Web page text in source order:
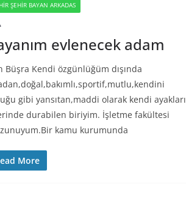
ŞEHIR BAYAN ARKADAS
evlenecek adam
Büşra Kendi özgünlüğüm dışında
gibi yansıtan,maddi olarak kendi ayakları
durabilen biriyim. İşletme fakültesi
kamu kurumunda
More